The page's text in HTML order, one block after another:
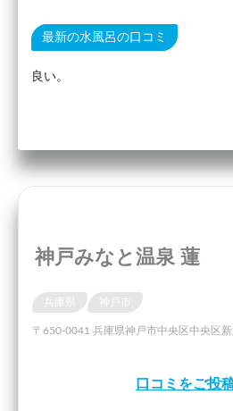
最新の水風呂の口コミ
良い。
神戸みなと温泉 蓮
〒650-0041 兵庫県神戸市中央区中央区新
口コミをご投